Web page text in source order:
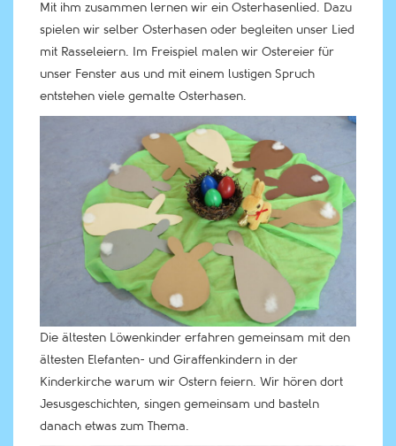
Mit ihm zusammen lernen wir ein Osterhasenlied. Dazu
spielen wir selber Osterhasen oder begleiten unser Lied
mit Rasseleiern. Im Freispiel malen wir Ostereier für
unser Fenster aus und mit einem lustigen Spruch
entstehen viele gemalte Osterhasen.
Die ältesten Löwenkinder erfahren gemeinsam mit den
ältesten Elefanten- und Giraffenkindern in der
Kinderkirche warum wir Ostern feiern. Wir hören dort
Jesusgeschichten, singen gemeinsam und basteln
danach etwas zum Thema.